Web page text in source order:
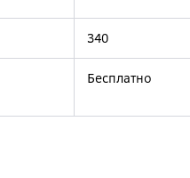
340
Бесплатно